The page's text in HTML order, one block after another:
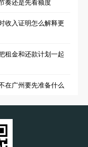
奏还是先看额度
收入证明怎么解释更
租金和还款计划一起
在广州要先准备什么